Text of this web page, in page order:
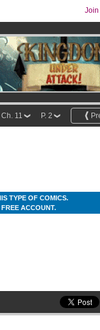
Join
P. 2
Ch. 11
TYPE OF COMICS.
ACCOUNT.